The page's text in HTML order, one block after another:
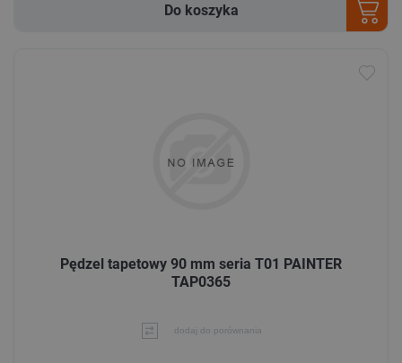
Do koszyka
Pędzel tapetowy 90 mm seria T01 PAINTER
TAP0365
dodaj do porównania